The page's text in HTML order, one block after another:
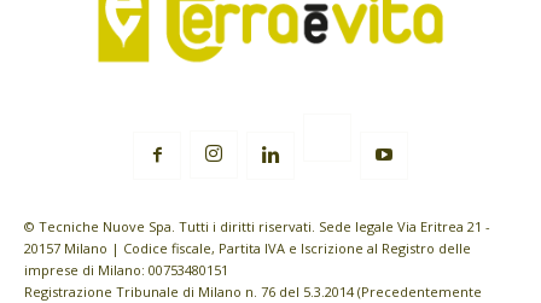
© Tecniche Nuove Spa. Tutti i diritti riservati. Sede legale Via Eritrea 21 -
20157 Milano | Codice fiscale, Partita IVA e Iscrizione al Registro delle
imprese di Milano: 00753480151
Registrazione Tribunale di Milano n. 76 del 5.3.2014 (Precedentemente